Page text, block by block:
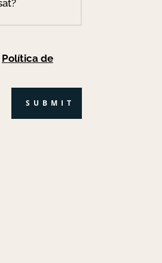
Política de
SUBMIT